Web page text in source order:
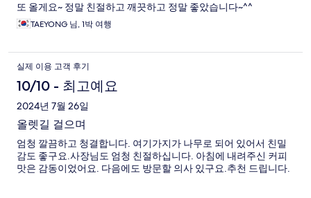
또 올게요~ 정말 친절하고 깨끗하고 정말 좋았습니다~^^
TAEYONG 님, 1박 여행
실제 이용 고객 후기
10/10 - 최고예요
2024년 7월 26일
올렛길 걸으며
엄청 깔끔하고 청결합니다. 여기가지가 나무로 되어 있어서 친밀
감도 좋구요.사장님도 엄청 친절하십니다. 아침에 내려주신 커피
맛은 감동이었어요. 다음에도 방문할 의사 있구요.추천 드립니다.